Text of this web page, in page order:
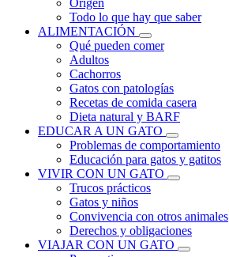
Origen
Todo lo que hay que saber
ALIMENTACIÓN
Qué pueden comer
Adultos
Cachorros
Gatos con patologías
Recetas de comida casera
Dieta natural y BARF
EDUCAR A UN GATO
Problemas de comportamiento
Educación para gatos y gatitos
VIVIR CON UN GATO
Trucos prácticos
Gatos y niños
Convivencia con otros animales
Derechos y obligaciones
VIAJAR CON UN GATO